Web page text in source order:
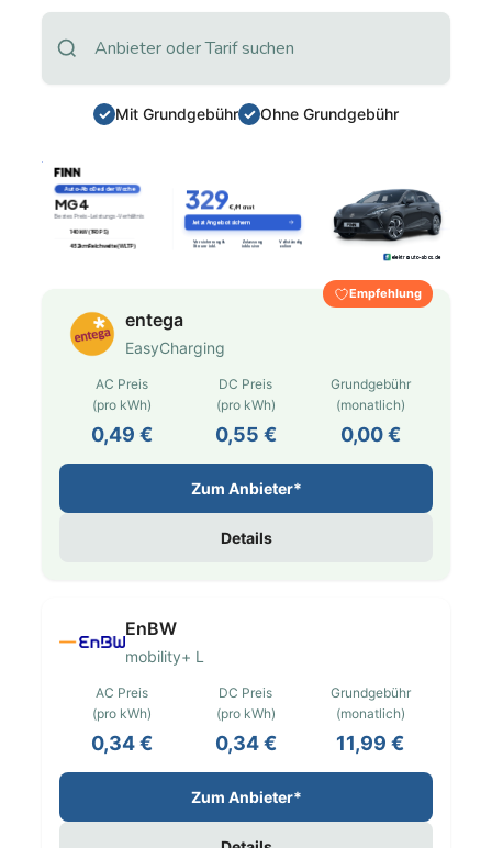
Mit Grundgebühr Ohne Grundgebühr
Empfehlung
entega
EasyCharging
AC Preis
(pro kWh)
0,49 €
DC Preis
(pro kWh)
0,55 €
Grundgebühr
(monatlich)
0,00 €
Zum Anbieter*
Details
EnBW
mobility+ L
AC Preis
(pro kWh)
0,34 €
DC Preis
(pro kWh)
0,34 €
Grundgebühr
(monatlich)
11,99 €
Zum Anbieter*